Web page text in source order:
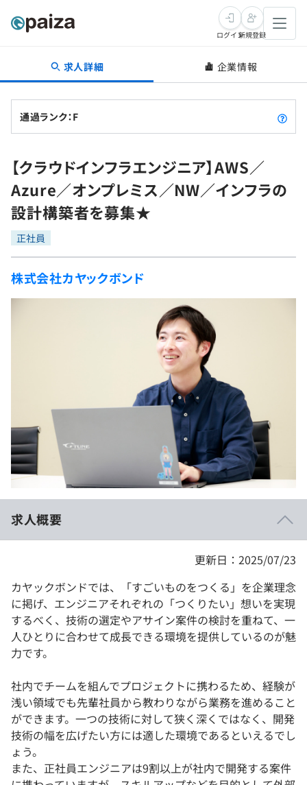
転職・キャリア
転職成功ガイド
転職エージェント
インタビュー
転職成功ガイド
新卒就活
求人検索
本選考
インターン
新卒エージェント
学習
問題集
4択課題
個人向けプラン
法人向けプラン
学校向けプラン
契約内容・クーポン
プログラミング言語
ゲーム・マンガ
Tech Team Journal
paizaとは？
ログイン新規登録
求人詳細 企業情報
通過ランク：F
【クラウドインフラエンジニア】AWS／
Azure／オンプレミス／NW／インフラの
設計構築者を募集★
正社員
株式会社カヤックボンド
求人概要
更新日：2025/07/23
カヤックボンドでは、「すごいものをつくる」を企業理念
に掲げ、エンジニアそれぞれの「つくりたい」想いを実現
するべく、技術の選定やアサイン案件の検討を重ねて、一
人ひとりに合わせて成長できる環境を提供しているのが魅
力です。
社内でチームを組んでプロジェクトに携わるため、経験が
浅い領域でも先輩社員から教わりながら業務を進めること
ができます。一つの技術に対して狭く深くではなく、開発
技術の幅を広げたい方には適した環境であるといえるでし
ょう。
また、正社員エンジニアは9割以上が社内で開発する案件